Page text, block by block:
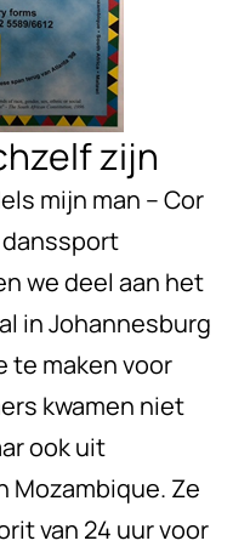
zijn
mijn man – Cor
danssport
we deel aan het
in Johannesburg
te maken voor
kwamen niet
ook uit
Mozambique. Ze
van 24 uur voor